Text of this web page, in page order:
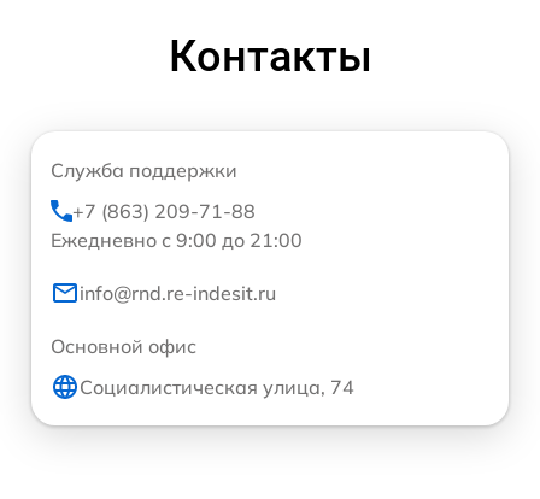
Контакты
Служба поддержки
+7 (863) 209-71-88
Ежедневно с 9:00 до 21:00
info@rnd.re-indesit.ru
Основной офис
Социалистическая улица, 74